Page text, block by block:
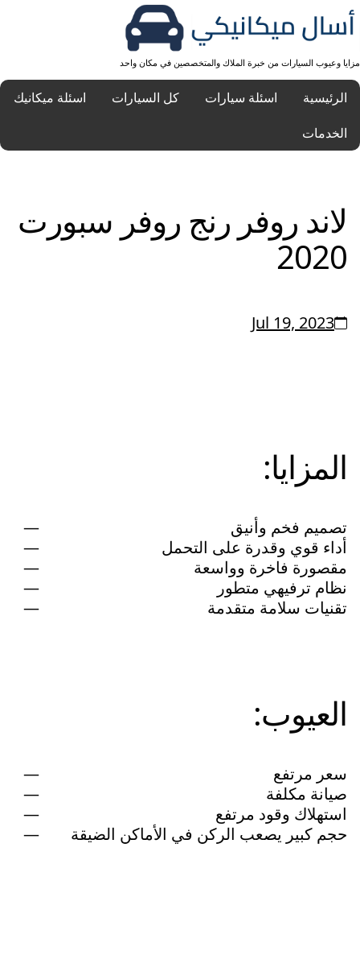
مزايا وعيوب السيارات من خبرة الملاك والمتخصصين في مكان واحد
الرئيسية اسئلة سيارات كل السيارات
اسئلة ميكانيك
الخدمات
لاند روفر رنج روفر سبورت
2020
Jul 19, 2023
المزايا:
تصميم فخم وأنيق
أداء قوي وقدرة على التحمل
مقصورة فاخرة وواسعة
نظام ترفيهي متطور
تقنيات سلامة متقدمة
العيوب:
سعر مرتفع
صيانة مكلفة
استهلاك وقود مرتفع
حجم كبير يصعب الركن في الأماكن الضيقة